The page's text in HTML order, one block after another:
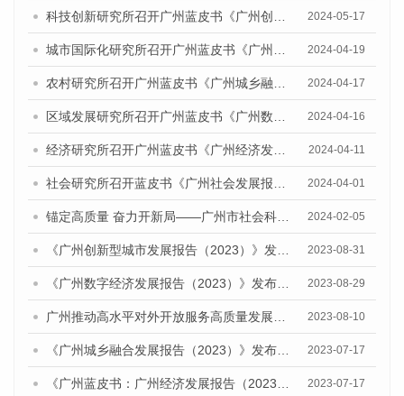
2024-05-17
2024-04-19
2024-04-17
2024-04-16
2024-04-11
2024-04-01
2024-02-05
2023-08-31
2023-08-29
2023-08-10
2023-07-17
2023-07-17